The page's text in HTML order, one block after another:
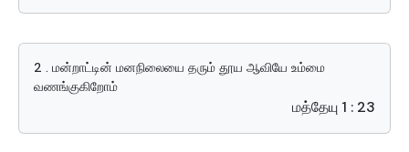
2 . மன்றாட்டின் மனநிலையை தரும் தூய ஆவியே உம்மை
வணங்குகிறோம்
மத்தேயு 1 : 23